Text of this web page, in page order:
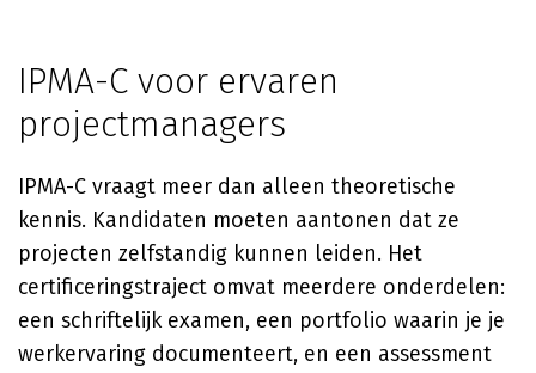
IPMA-C voor ervaren
projectmanagers
IPMA-C vraagt meer dan alleen theoretische
kennis. Kandidaten moeten aantonen dat ze
projecten zelfstandig kunnen leiden. Het
certificeringstraject omvat meerdere onderdelen:
een schriftelijk examen, een portfolio waarin je je
werkervaring documenteert, en een assessment